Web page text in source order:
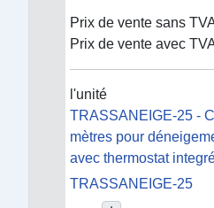
Prix de vente sans
Prix de vente avec
l'unité
TRASSANEIGE-25 -
mètres pour
avec thermostat
TRASSANEIGE-25